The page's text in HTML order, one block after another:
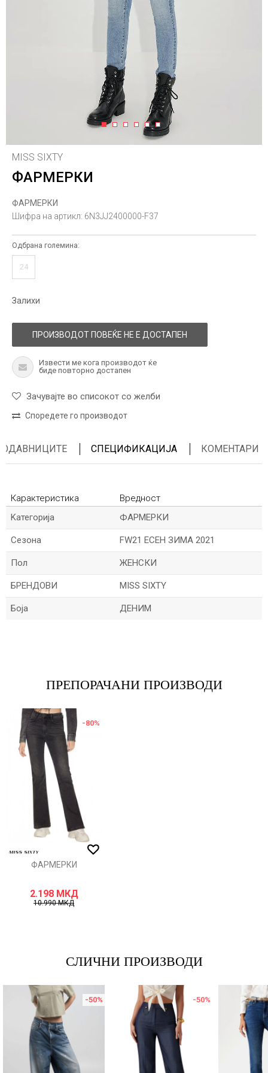
1 2 3 4 5 6
MISS SIXTY
ФАРМЕРКИ
ФАРМЕРКИ
Шифра на артикл: 6N3JJ2400000-F37
Одбрана големина:
24
Залихи
ПРОИЗВОДОТ ПОВЕЌЕ НЕ Е ДОСТАПЕН
Извести ме кога производот ќе
биде повторно достапен
Зачувајте во списокот со желби
Споредете го производот
СПЕЦИФИКАЦИЈА КОМЕНТАРИ
Карактеристика
Вредност
Kатегорија
ФАРМЕРКИ
Сезона FW21 ЕСЕН ЗИМА 2021
Пол ЖЕНСКИ
БРЕНДОВИ MISS SIXTY
Боја ДЕНИМ
Порака
ПРЕПОРАЧАНИ ПРОИЗВОДИ
-80%
ФАРМЕРКИ
2.198 МКД
10.990МКД
СЛИЧНИ ПРОИЗВОДИ
-50% -50%